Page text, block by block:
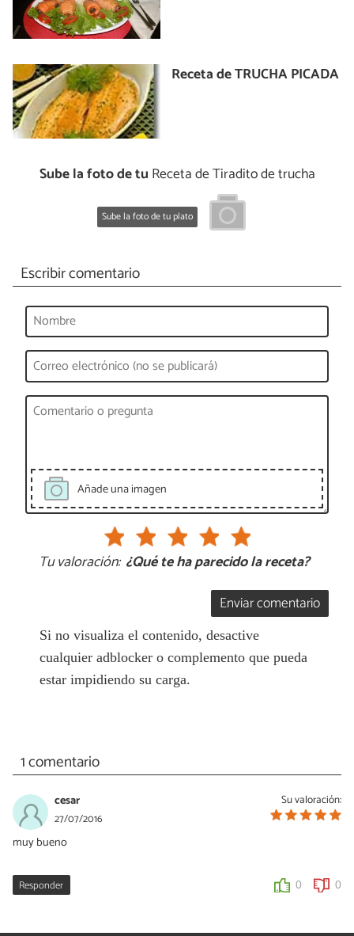
Receta de TRUCHA PICADA
Sube la foto de tu Receta de Tiradito de trucha
Sube la foto de tu plato
Escribir comentario
Añade una imagen
Tu valoración: ¿Qué te ha parecido la receta?
Enviar comentario
Si no visualiza el contenido, desactive
cualquier adblocker o complemento que pueda
estar impidiendo su carga.
1 comentario
Su valoración:
cesar
27/07/2016
muy bueno
Responder 0 0